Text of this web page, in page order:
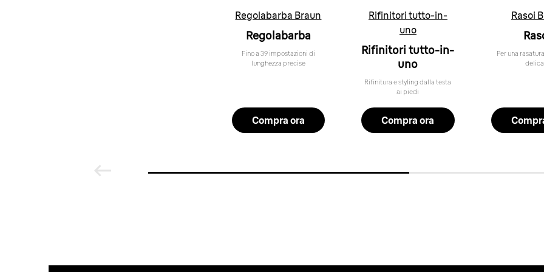
Regolabarba Braun
Regolabarba
Fino a 39 impostazioni di
lunghezza precise
Compra ora
Rifinitori tutto-in-
uno
Rifinitori tutto-in-
uno
Rifinitura e styling dalla testa
ai piedi
Compra ora
Rasoi
Per una